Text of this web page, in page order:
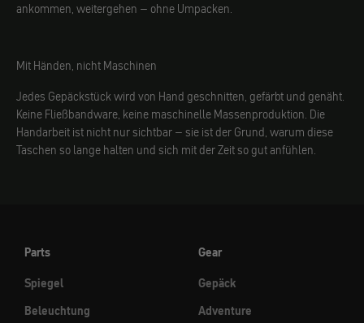
ankommen, weitergehen – ohne Umpacken.
Mit Händen, nicht Maschinen
Jedes Gepäckstück wird von Hand geschnitten, gefärbt und genäht.
Keine Fließbandware, keine maschinelle Massenproduktion. Die
Handarbeit ist nicht nur sichtbar – sie ist der Grund, warum diese
Taschen so lange halten und sich mit der Zeit so gut anfühlen.
Parts
Spiegel
Beleuchtung
Gear
Gepäck
Adventure